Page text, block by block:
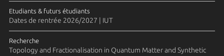
Etudiants & futurs étudiants
Dates de rentrée 2026/2027 | IUT
Recherche
Topology and Fractionalisation in Quantum Matter and Synthetic